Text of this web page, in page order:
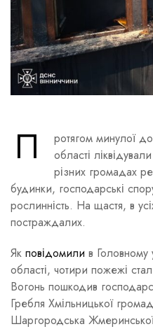
П
ротягом минулої
області
різних громадах
будинки, господарські
рослинність. На щастя, в
постраждалих.
Як повідомили в Головному
області, чотири пожежі
Вогонь пошкодив
Гребля Хмільницької
Шаргородська